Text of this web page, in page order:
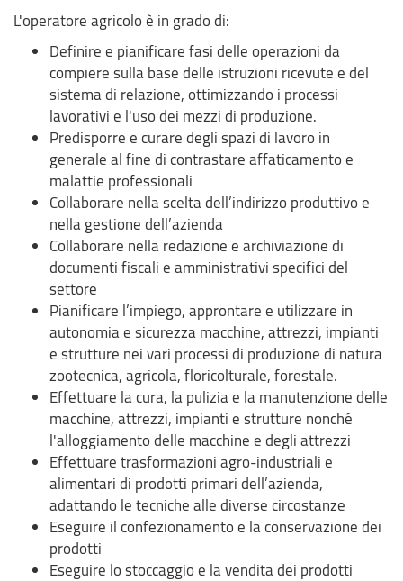
L'operatore agricolo è in grado di:
Definire e pianificare fasi delle operazioni da
compiere sulla base delle istruzioni ricevute e del
sistema di relazione, ottimizzando i processi
lavorativi e l'uso dei mezzi di produzione.
Predisporre e curare degli spazi di lavoro in
generale al fine di contrastare affaticamento e
malattie professionali
Collaborare nella scelta dell’indirizzo produttivo e
nella gestione dell’azienda
Collaborare nella redazione e archiviazione di
documenti fiscali e amministrativi specifici del
settore
Pianificare l’impiego, approntare e utilizzare in
autonomia e sicurezza macchine, attrezzi, impianti
e strutture nei vari processi di produzione di natura
zootecnica, agricola, floricolturale, forestale.
Effettuare la cura, la pulizia e la manutenzione delle
macchine, attrezzi, impianti e strutture nonché
l'alloggiamento delle macchine e degli attrezzi
Effettuare trasformazioni agro-industriali e
alimentari di prodotti primari dell’azienda,
adattando le tecniche alle diverse circostanze
Eseguire il confezionamento e la conservazione dei
prodotti
Eseguire lo stoccaggio e la vendita dei prodotti